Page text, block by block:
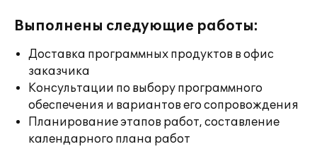
Выполнены следующие работы:
Доставка программных продуктов в офис
заказчика
Консультации по выбору программного
обеспечения и вариантов его сопровождения
Планирование этапов работ, составление
календарного плана работ